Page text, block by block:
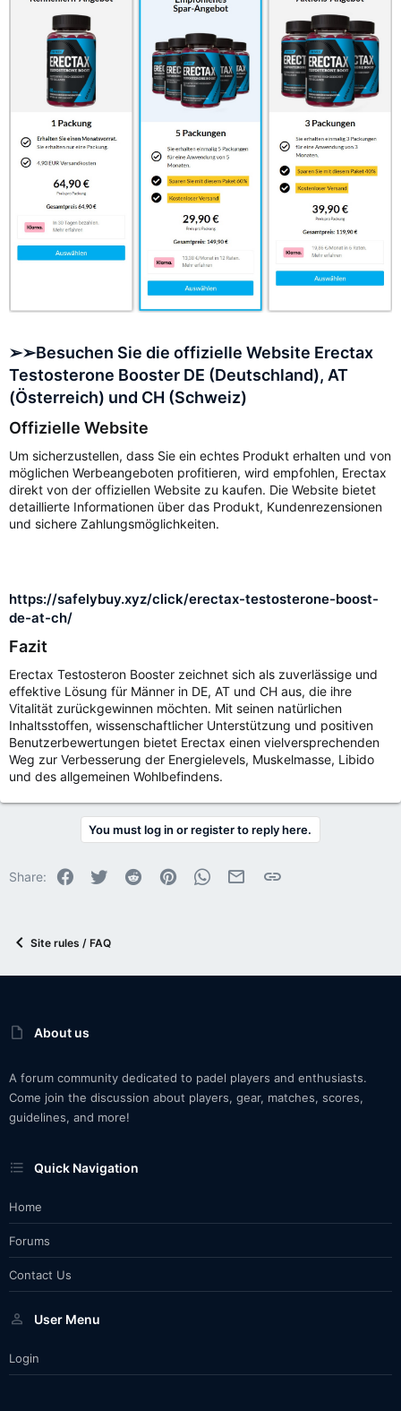
➢➢Besuchen Sie die offizielle Website Erectax
Testosterone Booster DE (Deutschland), AT
(Österreich) und CH (Schweiz)
Offizielle Website
Um sicherzustellen, dass Sie ein echtes Produkt erhalten und von
möglichen Werbeangeboten profitieren, wird empfohlen, Erectax
direkt von der offiziellen Website zu kaufen. Die Website bietet
detaillierte Informationen über das Produkt, Kundenrezensionen
und sichere Zahlungsmöglichkeiten.
https://safelybuy.xyz/click/erectax-testosterone-boost-
de-at-ch/
Fazit
Erectax Testosteron Booster zeichnet sich als zuverlässige und
effektive Lösung für Männer in DE, AT und CH aus, die ihre
Vitalität zurückgewinnen möchten. Mit seinen natürlichen
Inhaltsstoffen, wissenschaftlicher Unterstützung und positiven
Benutzerbewertungen bietet Erectax einen vielversprechenden
Weg zur Verbesserung der Energielevels, Muskelmasse, Libido
und des allgemeinen Wohlbefindens.
You must log in or register to reply here.
Share: Facebook
Twitter Reddit PinterestWhatsApp
Email Link
Site rules / FAQ
About us
A forum community dedicated to padel players and enthusiasts.
Come join the discussion about players, gear, matches, scores,
guidelines, and more!
Quick Navigation
Home
Forums
Contact Us
User Menu
Login